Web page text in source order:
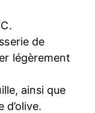
de
légèrement
ainsi que
d’olive.